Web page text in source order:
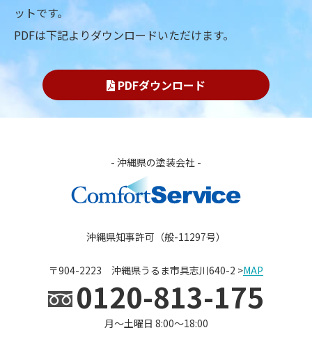
ットです。
PDFは下記よりダウンロードいただけます。
PDFダウンロード
- 沖縄県の塗装会社 -
沖縄県知事許可（般-11297号）
〒904-2223 沖縄県うるま市具志川640-2 >MAP
0120-813-175
月〜土曜日 8:00〜18:00